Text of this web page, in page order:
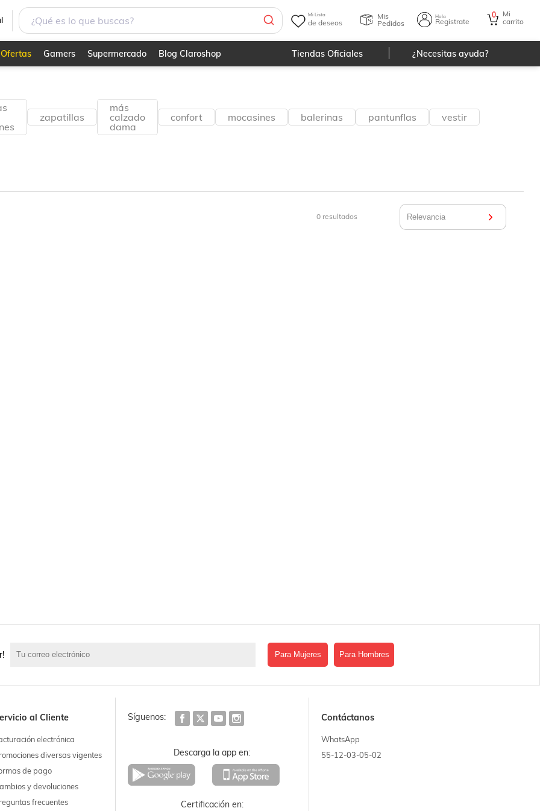
Mi Lista
de deseos
Mis
Pedidos
Hola
Registrate
0
Mi
carrito
Ofertas Gamers Supermercado Blog Claroshop Tiendas Oficiales ¿Necesitas ayuda?
zapatillas
más
calzado
dama
confort mocasines balerinas pantunflas vestir
0resultados
Para Mujeres Para Hombres
al Cliente
electrónica
diversas vigentes
de pago
y devoluciones
frecuentes
Síguenos:
Descarga la app en:
Certificación en:
Contáctanos
WhatsApp
55-12-03-05-02